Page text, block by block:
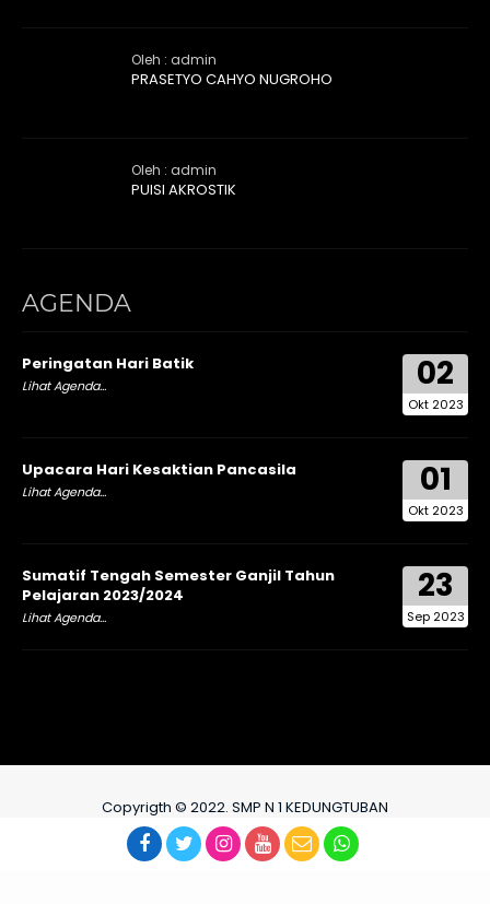
Oleh : admin
PRASETYO CAHYO NUGROHO
Oleh : admin
PUISI AKROSTIK
AGENDA
02
Okt 2023
Peringatan Hari Batik
Lihat Agenda...
01
Okt 2023
Upacara Hari Kesaktian Pancasila
Lihat Agenda...
23
Sep 2023
Sumatif Tengah Semester Ganjil Tahun
Pelajaran 2023/2024
Lihat Agenda...
Copyrigth © 2022. SMP N 1 KEDUNGTUBAN
TIM IT